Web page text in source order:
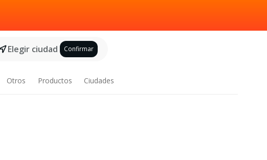
Elegir ciudad Confirmar
Otros Productos Ciudades